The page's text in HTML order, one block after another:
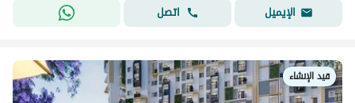
الإيميل
اتصل
قيد الإنشاء